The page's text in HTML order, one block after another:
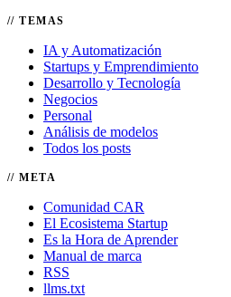
TEMAS
IA y Automatización
Startups y Emprendimiento
Desarrollo y Tecnología
Negocios
Personal
Análisis de modelos
Todos los posts
META
Comunidad CAR
El Ecosistema Startup
Es la Hora de Aprender
Manual de marca
RSS
llms.txt